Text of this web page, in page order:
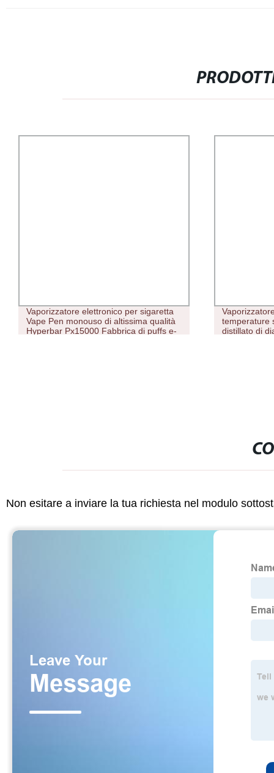
Vaporizzatore elettronico per sigaretta
Vape Pen monouso di altissima qualità
Hyperbar Px15000 Fabbrica di puffs e-
temperature
distillato di
Non esitare a inviare la tua richiesta nel modulo